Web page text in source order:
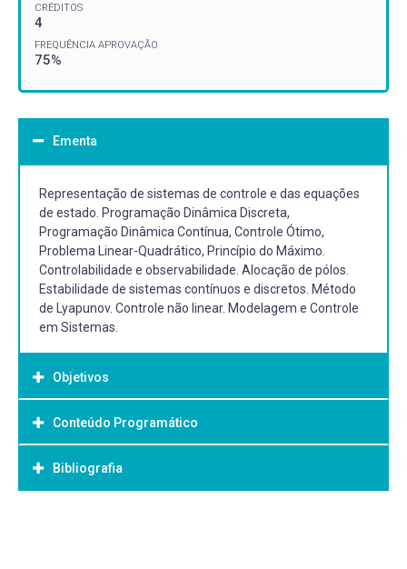
CRÉDITOS
4
FREQUÊNCIA APROVAÇÃO
75%
Ementa
Representação de sistemas de controle e das equações
de estado. Programação Dinâmica Discreta,
Programação Dinâmica Contínua, Controle Ótimo,
Problema Linear-Quadrático, Princípio do Máximo.
Controlabilidade e observabilidade. Alocação de pólos.
Estabilidade de sistemas contínuos e discretos. Método
de Lyapunov. Controle não linear. Modelagem e Controle
em Sistemas.
Objetivos
Objetivo Geral:
Disciplina optativa do PPG em Modelagem Matemática da
UFPel
Conteúdo Programático
Unidade 1 - Representação de sistemas de controle e das
equações de estado.
Bibliografia